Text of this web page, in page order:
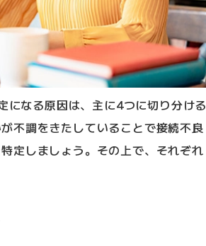
なる原因は、主に4つに切り分ける
不調をきたしていることで接続不良
定しましょう。その上で、それぞれ